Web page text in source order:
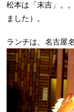
松本は「末吉」。
ました）。
ランチは、名古屋